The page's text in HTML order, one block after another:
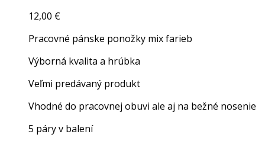
12,00 €
Pracovné pánske ponožky mix farieb
Výborná kvalita a hrúbka
Veľmi predávaný produkt
Vhodné do pracovnej obuvi ale aj na bežné nosenie
5 páry v balení